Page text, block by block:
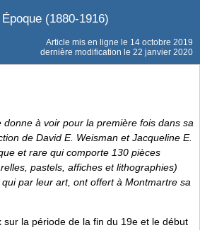
(1880-1916)
Article mis en ligne le 14 octobre 2019
dernière modification le 22 janvier 2020
à voir pour la première fois dans sa
de David E. Weisman et Jacqueline E.
et rare qui comporte 130 pièces
pastels, affiches et lithographies)
par leur art, ont offert à Montmartre sa
sur la période de la fin du 19e et le début